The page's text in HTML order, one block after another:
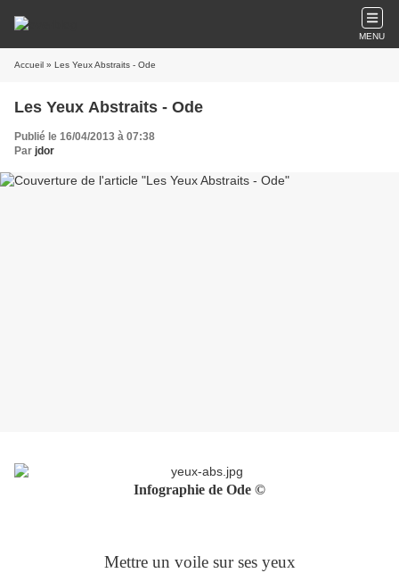
MENU
Accueil » Les Yeux Abstraits - Ode
Les Yeux Abstraits - Ode
Publié le 16/04/2013 à 07:38
Par jdor
Infographie de Ode ©
Mettre un voile sur ses yeux